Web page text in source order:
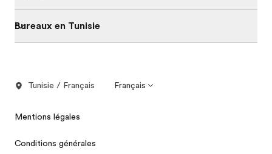
Bureaux en Tunisie
Tunisie / Français Français
Mentions légales
Conditions générales